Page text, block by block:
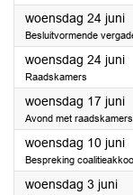
woensdag 24 juni
Besluitvormende
woensdag 24 juni
Raadskamers
woensdag 17 juni
Avond met raadskamers
woensdag 10 juni
Bespreking
woensdag 3 juni